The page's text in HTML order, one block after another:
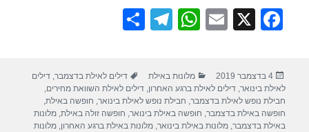
F
e
b
X
E
W
s
A
T
gr
a
e
פורסם
בתאריך
4 בדצמבר 2019 קטגוריות
מלונות באילת תגיות
דילים לאילת בדצמבר,דילים
לאילת בינואר,דילים לאילת ברגע האחרון,דילים לאילת השוואת מחירים,
חבילת נופש לאילת בדצמבר, חבילת נופש לאילת בינואר, חופשה באילת,
חופשה באילת בדצמבר, חופשה באילת בינואר, חופשה זולה באילת,מלונות
באילת בדצמבר,מלונות באילת בינואר,מלונות באילת ברגע האחרון,מלונות